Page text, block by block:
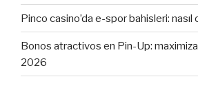
Pinco casino’da e-spor bahisleri: nasıl
Bonos atractivos en Pin-Up:
2026